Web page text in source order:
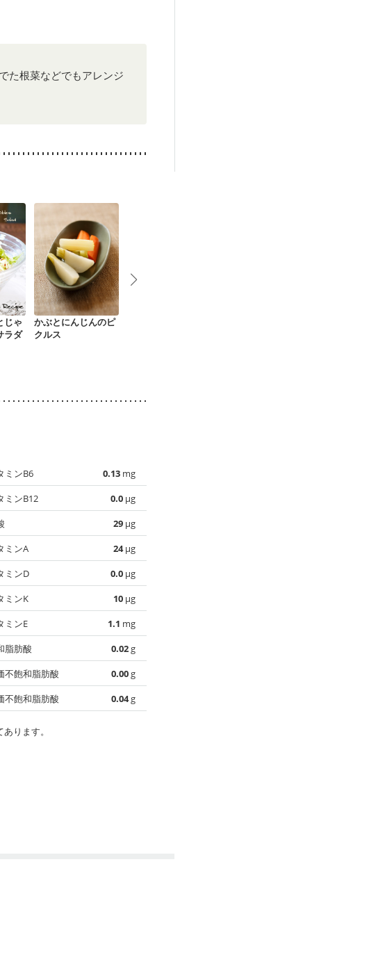
た根菜などでもアレンジ
じゃ
ラダ
かぶとにんじんのピ
クルス
ミンB6 0.13 mg
ミンB12
0.0 µg
29 µg
ミンA
24µg
ミンD
0.0 µg
ミンK
10 µg
ミンE
1.1 mg
脂肪酸
0.02g
不飽和脂肪酸
0.00g
不飽和脂肪酸
0.04g
ります。